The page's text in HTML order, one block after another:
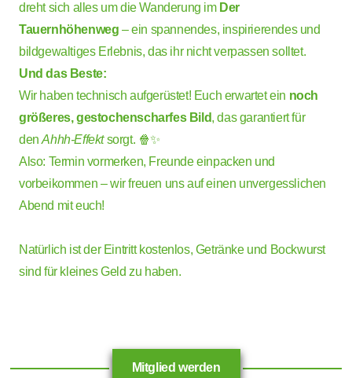
dreht sich alles um die Wanderung im Der
Tauernhöhenweg – ein spannendes, inspirierendes und
bildgewaltiges Erlebnis, das ihr nicht verpassen solltet.
Und das Beste:
Wir haben technisch aufgerüstet! Euch erwartet ein noch
größeres, gestochen­scharfes Bild, das garantiert für
denAhhh-Effektsorgt. 🍿✨
Also: Termin vormerken, Freunde einpacken und
vorbeikommen – wir freuen uns auf einen unvergesslichen
Abend mit euch!
Natürlich ist der Eintritt kostenlos, Getränke und Bockwurst
sind für kleines Geld zu haben.
Mitglied werden